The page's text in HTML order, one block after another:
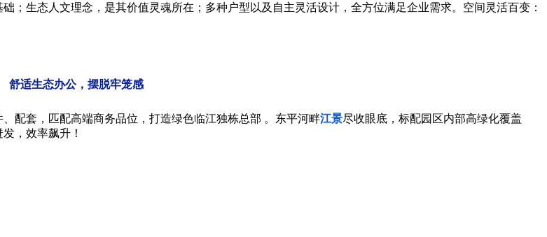
；生态人文理念，是其价值灵魂所在；多种户型以及自主灵活设计，全方位满足企业需求。空间灵活百变：
舒适生态办公，摆脱牢笼感
配套，匹配高端商务品位，打造绿色临江独栋总部 。东平河畔江景尽收眼底，标配园区内部高绿化覆盖
，效率飙升！